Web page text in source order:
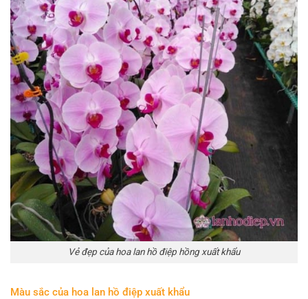
Vẻ đẹp của hoa lan hồ điệp hồng xuất khẩu
Màu sắc của hoa lan hồ điệp xuất khẩu